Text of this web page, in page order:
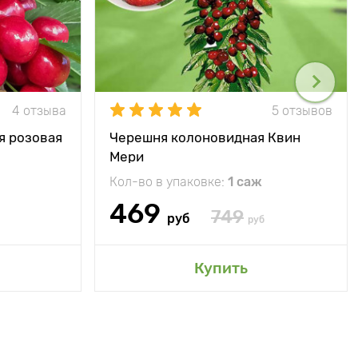
4 отзыва
розовая
5 отзывов
Черешня колоновидная Квин
Мери
Кол-во в упаковке: 1 саж
469 руб 749 руб
Купить